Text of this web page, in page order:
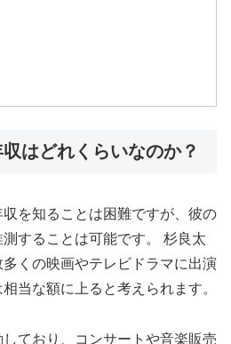
はどれくらいなのか？
を知ることは困難ですが、彼の
することは可能です。 杉良太
くの映画やテレビドラマに出演
当な額に上ると考えられます。
ており、コンサートや音楽販売